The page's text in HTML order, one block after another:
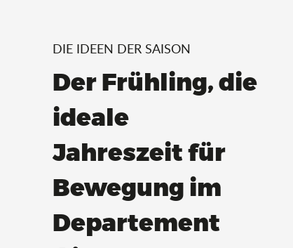
DIE IDEEN DER SAISON
Der Frühling, die
ideale
Jahreszeit für
Bewegung im
Departement